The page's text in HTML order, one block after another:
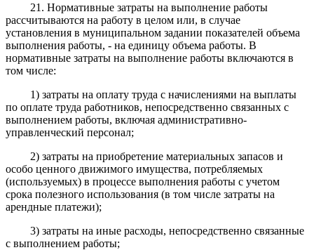
21. Нормативные затраты на выполнение работы
рассчитываются на работу в целом или, в случае
установления в муниципальном задании показателей объема
выполнения работы, - на единицу объема работы. В
нормативные затраты на выполнение работы включаются в
том числе:
1) затраты на оплату труда с начислениями на выплаты
по оплате труда работников, непосредственно связанных с
выполнением работы, включая административно-
управленческий персонал;
2) затраты на приобретение материальных запасов и
особо ценного движимого имущества, потребляемых
(используемых) в процессе выполнения работы с учетом
срока полезного использования (в том числе затраты на
арендные платежи);
3) затраты на иные расходы, непосредственно связанные
с выполнением работы;